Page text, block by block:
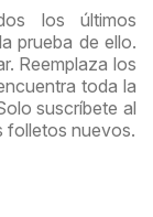
los últimos
prueba de ello.
Reemplaza los
toda la
suscríbete al
folletos nuevos.